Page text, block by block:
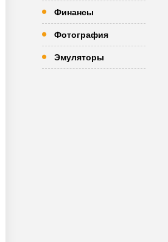
Финансы
Фотография
Эмуляторы